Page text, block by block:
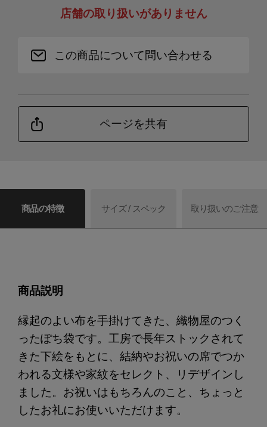
店舗の取り扱いがありません
この商品について問い合わせる
ページを共有
商品の特徴 サイズ / スペック 取り扱いのご注意
商品説明
縁起のよい布を手掛けてきた、織物屋のつく
ったぽち袋です。工房で長年ストックされて
きた下絵をもとに、結納やお祝いの席でつか
われる文様や家紋をセレクト、リデザインし
ました。お祝いはもちろんのこと、ちょっと
したお礼にお使いいただけます。